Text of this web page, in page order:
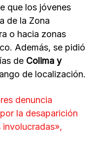
que los jóvenes
de la Zona
o hacia zonas
Además, se pidió
de Colima y
de localización.
denuncia
la desaparición